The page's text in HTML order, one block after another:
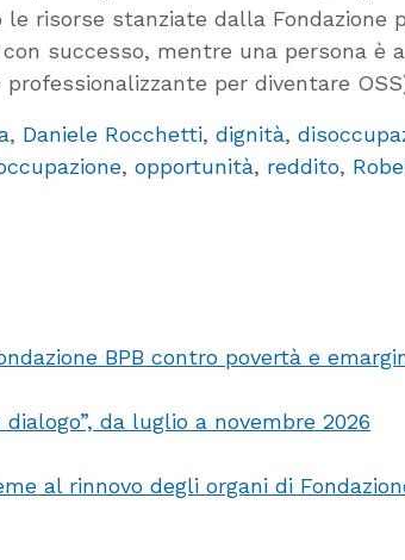
risorse stanziate dalla Fondazione
successo, mentre una persona è
per diventare
, Daniele Rocchetti, dignità,
, opportunità, reddito,
BPB contro povertà e
da luglio a novembre 2026
al rinnovo degli organi di